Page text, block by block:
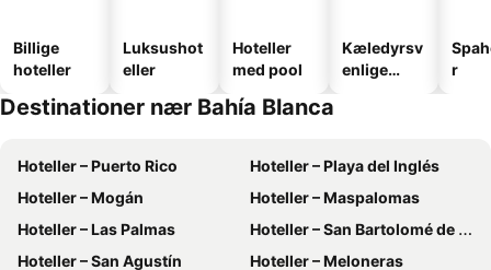
Billige
hoteller
Luksushot
eller
Hoteller
med pool
Kæledyrsv
enlige
r
Destinationer nær Bahía Blanca
Hoteller – Puerto Rico
Hoteller – Playa del Inglés
Hoteller – Mogán
Hoteller – Maspalomas
Hoteller – Las Palmas
Hoteller – San Bartolomé de Tirajana
Hoteller – San Agustín
Hoteller – Meloneras